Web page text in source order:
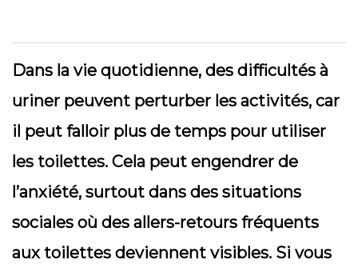
Dans la vie quotidienne, des difficultés à
uriner peuvent perturber les activités, car
il peut falloir plus de temps pour utiliser
les toilettes. Cela peut engendrer de
l’anxiété, surtout dans des situations
sociales où des allers-retours fréquents
aux toilettes deviennent visibles. Si vous